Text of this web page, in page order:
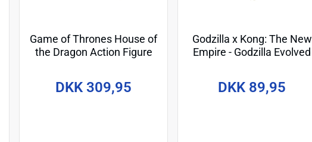
Game of Thrones House of
the Dragon Action Figure
DKK 309,95
Godzilla x Kong: The New
Empire - Godzilla Evolved
DKK 89,95